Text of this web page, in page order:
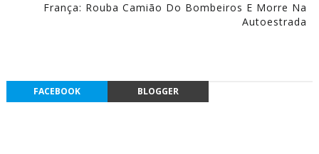
França: Rouba Camião Do Bombeiros E Morre Na
Autoestrada
FACEBOOK BLOGGER